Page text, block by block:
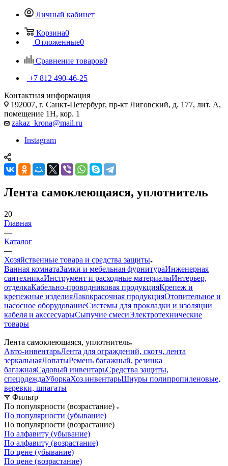
Личный кабинет
Корзина0
Отложенные0
Сравнение товаров0
+7 812 490-46-25
Контактная информация
192007, г. Санкт-Петербург, пр-кт Лиговский, д. 177, лит. А,
помещение 1Н, кор. 1
zakaz_krona@mail.ru
Instagram
Лента самоклеющаяся, уплотнитель
20
Главная
—
Каталог
—
Хозяйственные товара и средства защиты
Ванная комнатаЗамки и мебельная фурнитураИнженерная
сантехникаИнструмент и расходные материалыИнтерьер,
отделкаКабельно-проводниковая продукцияКрепеж и
крепежные изделияЛакокрасочная продукцияОтопительное и
насосное оборудованиеСистемы для прокладки и изоляции
кабеля и акссесуарыСыпучие смесиЭлектротехнические
товары
—
Лента самоклеющаяся, уплотнитель
Авто-инвентарьЛента для ограждений, скотч, лента
зеркальнаяЛопатыРемень багажный, резинка
багажнаяСадовый инвентарьСредства защиты,
спецодеждаУборкаХоз.инвентарьШнуры полипропиленовые,
веревки, шпагаты
Фильтр
По популярности (возрастание)
По популярности (убывание)
По популярности (возрастание)
По алфавиту (убывание)
По алфавиту (возрастание)
По цене (убывание)
По цене (возрастание)